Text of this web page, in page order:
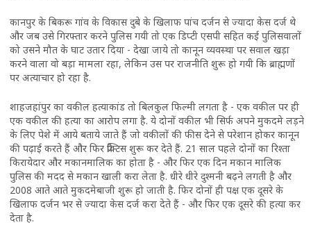
कानपुर के बिकरू गांव के विकास दुबे के खिलाफ पांच दर्जन से ज्यादा केस दर्ज थे
और जब उसे गिरफ्तार करने पुलिस गयी तो एक डिप्टी एसपी सहित कई पुलिसवालों
को उसने मौत के घाट उतार दिया - देखा जाये तो कानून व्यवस्था पर सवाल खड़ा
करने वाला वो बड़ा मामला रहा, लेकिन उस पर राजनीति शुरू हो गयी कि ब्राह्मणों
पर अत्याचार हो रहा है.
शाहजहांपुर का वकील हत्याकांड तो बिलकुल फिल्मी लगता है - एक वकील पर ही
एक वकील की हत्या का आरोप लगा है. ये दोनों वकील भी सिर्फ अपने मुकदमे लड़ने
के लिए पेशे में आये बताये जाते हैं जो वकीलों की फीस देने से परेशान होकर कानून
की पढ़ाई करते हैं और फिर प्रैक्टिस शुरू कर देते हैं. 21 साल पहले दोनों का रिश्ता
किरायेदार और मकानमालिक का होता है - और फिर एक दिन मकान मालिक
पुलिस की मदद से मकान खाली करा लेता है. धीरे धीरे दुश्मनी बढ़ने लगती है और
2008 आते आते मुकदमेबाजी शुरू हो जाती है. फिर दोनों ही पक्ष एक दूसरे के
खिलाफ दर्जन भर से ज्यादा केस दर्ज करा देते हैं - और फिर एक दूसरे की हत्या कर
देता है.